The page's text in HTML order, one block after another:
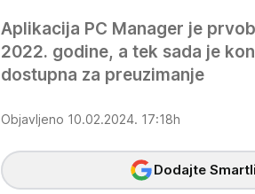
Aplikacija PC Manager je
2022. godine, a tek sada je
dostupna za preuzimanje
Objavljeno 10.02.2024. 17:18h
Dodajte